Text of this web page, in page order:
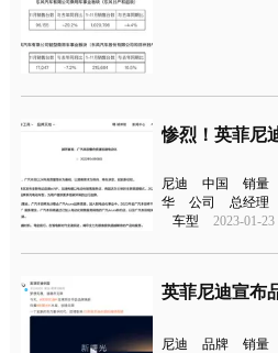
惨烈！英菲尼
尼迪 中国 销量
华
公司 总经理
车型
2023-01-23
英菲尼迪宣布
尼迪 品牌 销量